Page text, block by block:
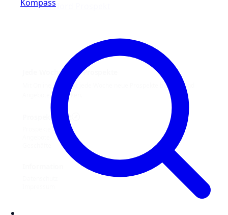
ALDI Nord Prospekt
Jede Woche neue Prospekte
Mit Online Prospekt jede Woche neue Prospekte blättern und
Angebote entdecken.
Prospekt-Welt
Kompass